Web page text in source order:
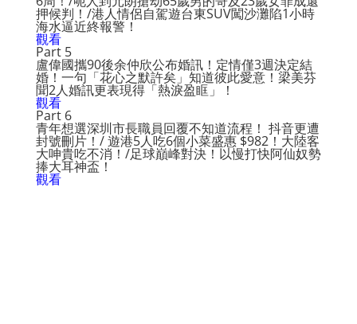
押候判！/港人情侶自駕遊台東SUV闖沙灘陷1小時
海水逼近終報警！
觀看
Part 5
盧偉國攜90後余仲欣公布婚訊！定情僅3週決定結
婚！一句「花心之默許矣」知道彼此愛意！梁美芬
聞2人婚訊更表現得「熱淚盈眶」！
觀看
Part 6
青年想選深圳市長職員回覆不知道流程！ 抖音更遭
封號刪片！/ 遊港5人吃6個小菜盛惠 $982！大陸客
大呻貴吃不消！/足球巔峰對決！以慢打快阿仙奴勢
捧大耳神盃！
觀看